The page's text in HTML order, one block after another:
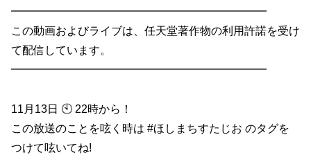
━━━━━━━━━━━━━━━━━━━━━━━
この動画およびライブは、任天堂著作物の利用許諾を受け
て配信しています。
━━━━━━━━━━━━━━━━━━━━━━━
11月13日 🕙 22時から！
この放送のことを呟く時は #ほしまちすたじお のタグを
つけて呟いてね!